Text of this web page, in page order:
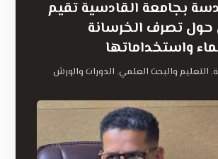
بجامعة القادسية تقيم
تصرف الخرسانة
واستخداماتها
, التعليم والبحث العلمي, الدورات والورش